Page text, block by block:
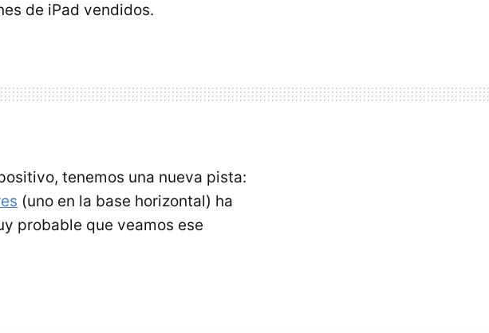
de iPad vendidos.
tenemos una nueva pista:
(uno en la base horizontal) ha
probable que veamos ese